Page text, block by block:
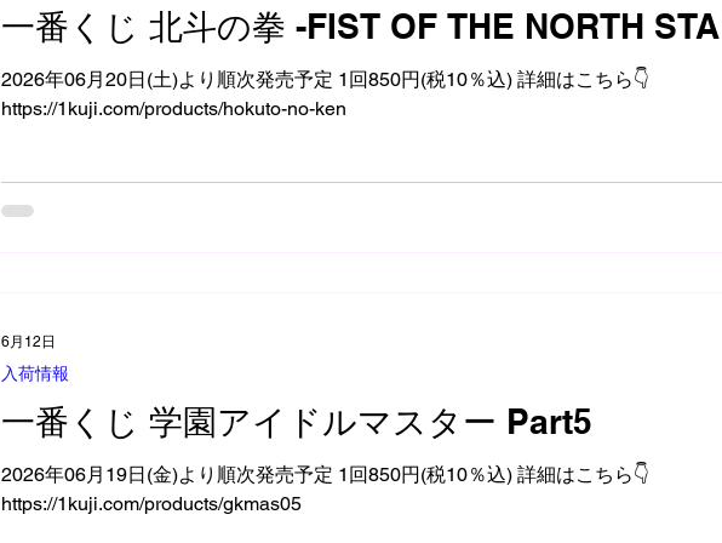
一番くじ 北斗の拳 -FIST OF THE NORTH
2026年06月20日(土)より順次発売予定 1回850円(税10％込) 詳細はこちら👇️
https://1kuji.com/products/hokuto-no-ken
一番くじ 学園アイドルマスター Part5
2026年06月19日(金)より順次発売予定 1回850円(税10％込) 詳細はこちら👇️
https://1kuji.com/products/gkmas05
入荷情報
6月12日